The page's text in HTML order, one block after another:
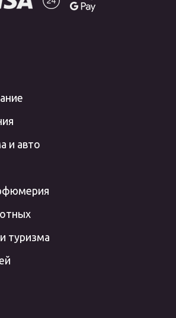
и авто
туризма